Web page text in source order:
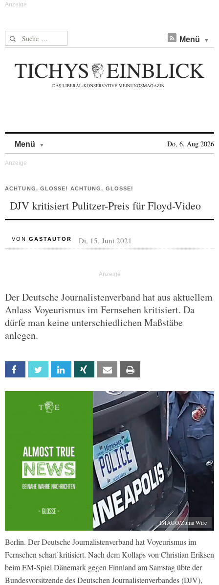
Suche nach: Menü
Menü Do, 6. Aug 2026
ACHTUNG, GLOSSE! ACHTUNG, GLOSSE!
DJV kritisiert Pulitzer-Preis für Floyd-Video
VON GASTAUTOR Di, 15. Juni 2021
Der Deutsche Journalistenverband hat aus aktuellem
Anlass Voyeurismus im Fernsehen kritisiert. Da
dürfe man keine unterschiedlichen Maßstäbe
anlegen.
Facebook Twitter Linkedin Xing Email
IMAGO/Zuma Wire
Berlin. Der Deutsche Journalistenverband hat Voyeurismus im
Fernsehen scharf kritisiert. Nach dem Kollaps von Christian Eriksen
beim EM-Spiel Dänemark gegen Finnland am Samstag übte der
Bundesvorsitzende des Deutschen Journalistenverbandes (DJV),